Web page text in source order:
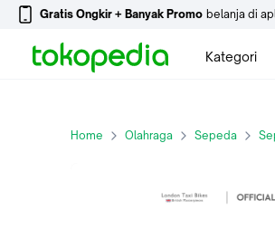
Gratis Ongkir + Banyak Promo belanja di
Kategori
Home Olahraga Sepeda